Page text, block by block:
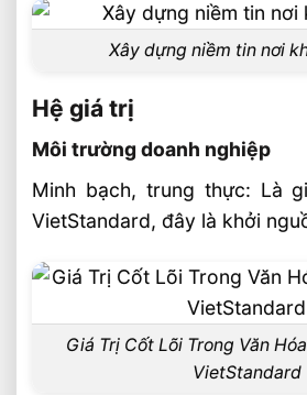
Xây dựng niềm tin nơi
Hệ giá trị
Môi trường doanh nghiệp
Minh bạch, trung thực: Là
VietStandard, đây là khởi
Giá Trị Cốt Lõi Trong Văn
VietStandard